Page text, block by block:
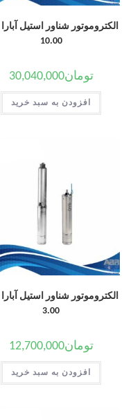
10.00
تومان30,040,000
افزودن به سبد خرید
3.00
تومان12,700,000
افزودن به سبد خرید